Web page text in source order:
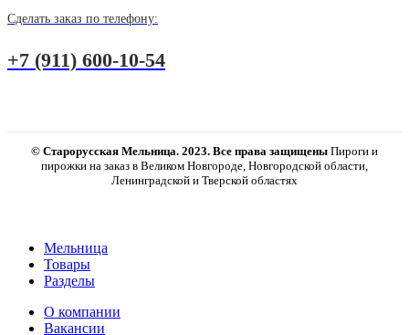
Сделать заказ по телефону:
+7 (911) 600-10-54
© Старорусская Мельница. 2023. Все права защищены Пироги и
пирожки на заказ в Великом Новгороде, Новгородской области,
Ленинградской и Тверской областях
Мельница
Товары
Разделы
О компании
Вакансии